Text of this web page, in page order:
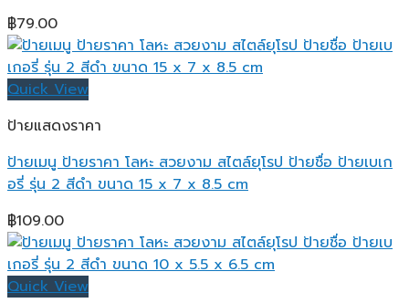
฿79.00
Quick View
ป้ายแสดงราคา
ป้ายเมนู ป้ายราคา โลหะ สวยงาม สไตล์ยุโรป ป้ายชื่อ ป้ายเบเก
อรี่ รุ่น 2 สีดำ ขนาด 15 x 7 x 8.5 cm
฿109.00
Quick View